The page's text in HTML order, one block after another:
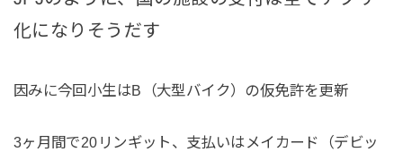
化になりそうだす
因みに今回小生はB（大型バイク）の仮免許を更新
3ヶ月間で20リンギット、支払いはメイカード（デビッ